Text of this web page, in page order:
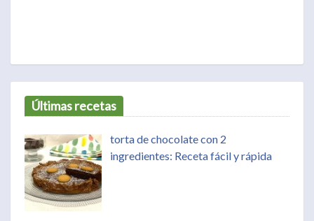
Últimas recetas
torta de chocolate con 2
ingredientes: Receta fácil y rápida